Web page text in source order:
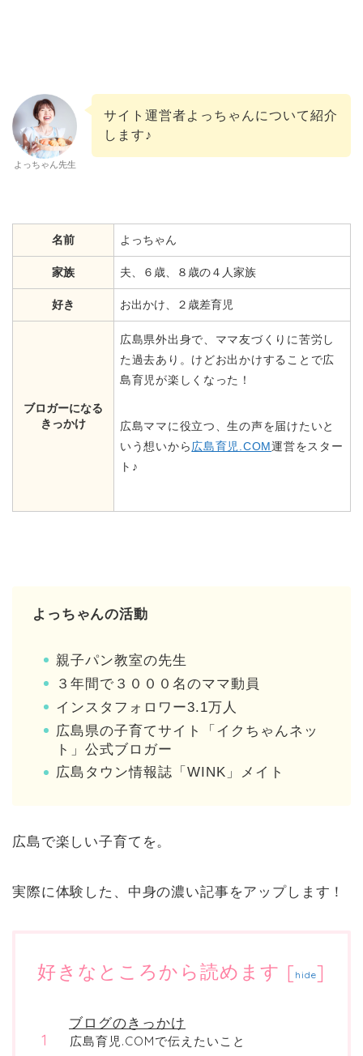
よっちゃん先生
サイト運営者よっちゃんについて紹介
します♪
名前 よっちゃん
家族 夫、６歳、８歳の４人家族
好き お出かけ、２歳差育児
ブロガーになる
きっかけ
広島県外出身で、ママ友づくりに苦労し
た過去あり。けどお出かけすることで広
島育児が楽しくなった！
広島ママに役立つ、生の声を届けたいと
いう想いから広島育児.COM運営をスター
ト♪
よっちゃんの活動
親子パン教室の先生
３年間で３０００名のママ動員
インスタフォロワー3.1万人
広島県の子育てサイト「イクちゃんネッ
ト」公式ブロガー
広島タウン情報誌「WINK」メイト
広島で楽しい子育てを。
実際に体験した、中身の濃い記事をアップします！
好きなところから読めます [ hide]
ブログのきっかけ
広島育児.COMで伝えたいこと